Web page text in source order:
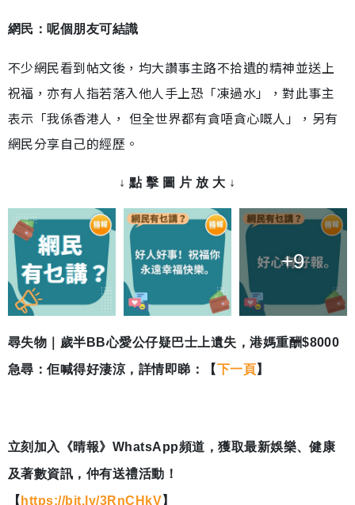
網民：呢個朋友可結識
不少網民看到帖文後，均大讚事主路不拾遺的精神並送上
祝福，亦有人指若落入他人手上恐「凍過水」，對此事主
表示「我係香港人， 但全世界都有貪唔貪心嘅人」，另有
網民分享自己的經歷。
↓ 點 擊 圖 片 放 大 ↓
+9
尋失物｜歲半BB心愛公仔疑巴士上遺失，港媽重酬$8000
急尋：佢喊得好淒涼，詳情即睇：【下一頁】
立刻加入《晴報》WhatsApp頻道，獲取最新娛樂、健康
及著數資訊，仲有送禮活動！
【 https://bit.ly/3RnCHkV】